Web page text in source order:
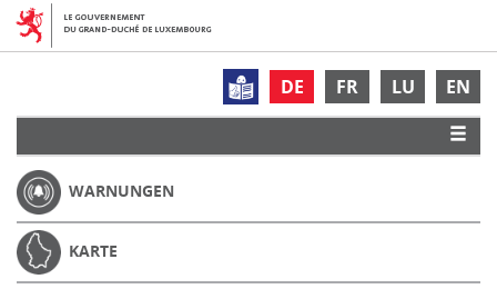
DE FR LU EN
WARNUNGEN
KARTE